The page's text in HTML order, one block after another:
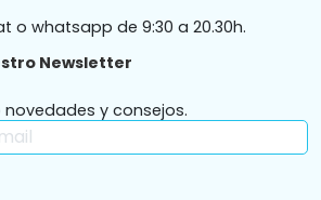
o whatsapp de 9:30 a 20.30h.
Newsletter
y consejos.